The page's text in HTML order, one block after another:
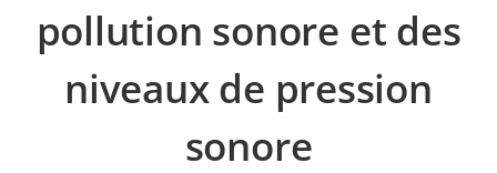
pollution sonore et des
niveaux de pression
sonore